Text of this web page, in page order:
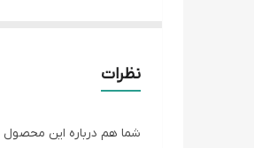
نظرات
شما هم درباره این محصول